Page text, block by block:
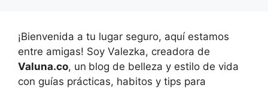
¡Bienvenida a tu lugar seguro, aquí estamos
entre amigas! Soy Valezka, creadora de
Valuna.co, un blog de belleza y estilo de vida
con guías prácticas, habitos y tips para